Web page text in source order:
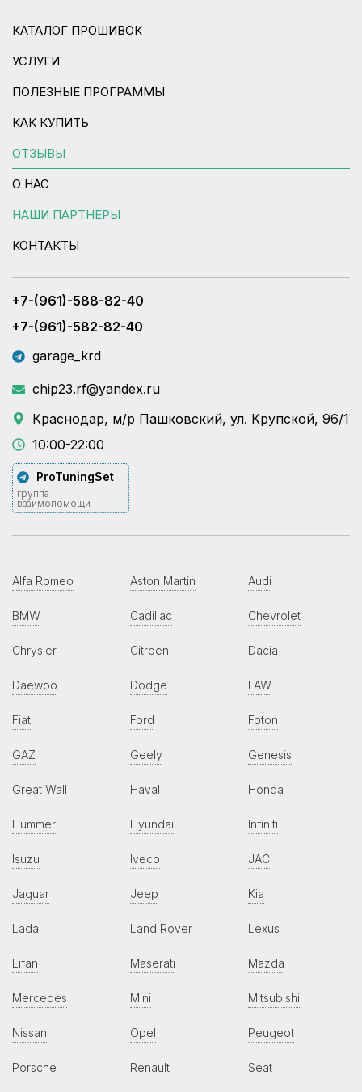
КАТАЛОГ ПРОШИВОК
УСЛУГИ
ПОЛЕЗНЫЕ ПРОГРАММЫ
КАК КУПИТЬ
ОТЗЫВЫ
О НАС
НАШИ ПАРТНЕРЫ
КОНТАКТЫ
+7-(961)-588-82-40
+7-(961)-582-82-40
garage_krd
chip23.rf@yandex.ru
Краснодар, м/р Пашковский, ул. Крупской, 96/1
10:00-22:00
ProTuningSet
группа
взаимопомощи
Alfa Romeo Aston Martin Audi
BMW Cadillac Chevrolet
Chrysler Citroen Dacia
Daewoo Dodge FAW
Fiat Ford Foton
GAZ Geely Genesis
Great Wall Haval Honda
Hummer Hyundai Infiniti
Isuzu Iveco JAC
Jaguar Jeep Kia
Lada Land Rover Lexus
Lifan Maserati Mazda
Mercedes Mini Mitsubishi
Nissan Opel Peugeot
Porsche Renault Seat